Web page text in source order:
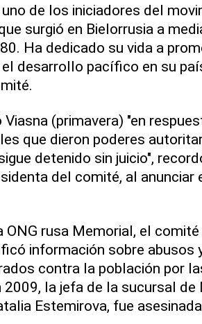
de los iniciadores del
surgió en Bielorrusia a
Ha dedicado su vida a
desarrollo pacífico en su
Viasna (primavera) "en
que dieron poderes
detenido sin juicio",
del comité, al anunciar
ONG rusa Memorial, el
información sobre abusos
contra la población por
2009, la jefa de la sucursal de
Estemirova, fue